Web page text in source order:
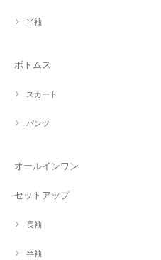
半袖
ボトムス
スカート
パンツ
オールインワン
セットアップ
長袖
半袖